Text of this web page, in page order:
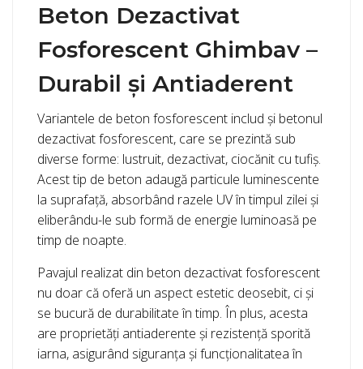
Beton Dezactivat
Fosforescent Ghimbav –
Durabil și Antiaderent
Variantele de beton fosforescent includ și betonul
dezactivat fosforescent, care se prezintă sub
diverse forme: lustruit, dezactivat, ciocănit cu tufiș.
Acest tip de beton adaugă particule luminescente
la suprafață, absorbând razele UV în timpul zilei și
eliberându-le sub formă de energie luminoasă pe
timp de noapte.
Pavajul realizat din beton dezactivat fosforescent
nu doar că oferă un aspect estetic deosebit, ci și
se bucură de durabilitate în timp. În plus, acesta
are proprietăți antiaderente și rezistență sporită
iarna, asigurând siguranța și funcționalitatea în